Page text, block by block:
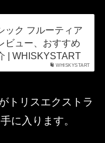
WHISKYSTART
ック フルーティア
ビュー、おすすめ
| WHISKYSTART
トリスエクストラ
に入ります。